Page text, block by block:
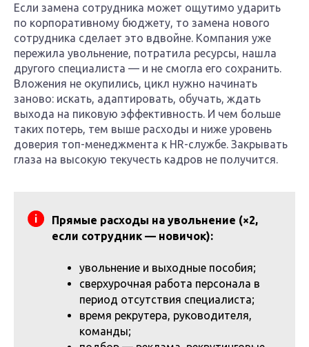
Если замена сотрудника может ощутимо ударить
по корпоративному бюджету, то замена нового
сотрудника сделает это вдвойне. Компания уже
пережила увольнение, потратила ресурсы, нашла
другого специалиста — и не смогла его сохранить.
Вложения не окупились, цикл нужно начинать
заново: искать, адаптировать, обучать, ждать
выхода на пиковую эффективность. И чем больше
таких потерь, тем выше расходы и ниже уровень
доверия топ-менеджмента к HR-службе. Закрывать
глаза на высокую текучесть кадров не получится.
Прямые расходы на увольнение (×2,
если сотрудник — новичок):
увольнение и выходные пособия;
сверхурочная работа персонала в
период отсутствия специалиста;
время рекрутера, руководителя,
команды;